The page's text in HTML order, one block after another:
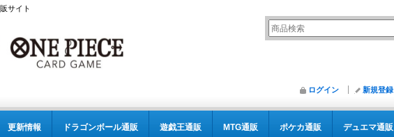
サイト
ログイン 新規登録
更新情報 ドラゴンボール通販 遊戯王通販 MTG通販 ポケカ通販 デュエマ通販